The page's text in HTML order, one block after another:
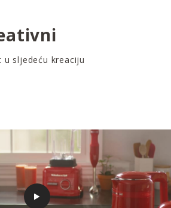
sljedeću kreaciju